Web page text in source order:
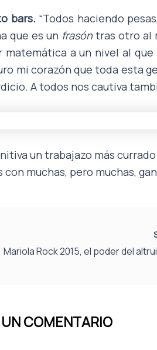
bars. “Todos haciendo
que es un frasóntras otro al
matemática a un nivel al
mi corazón que toda esta
A todos nos cautiva
un trabajazo más
con muchas, pero muchas,
COMENTARIO